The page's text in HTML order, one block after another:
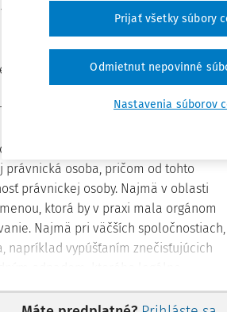
nakladania s
teda páchateľom môže byť
v okamihu spáchania skutku
okamihu rozpoznať následky svojho
júla 2016, kedy vstúpil do účinnosti
osôb a o zmene a doplnení
právnická osoba, pričom od tohto
právnickej osoby. Najmä v oblasti
ktorá by v praxi mala orgánom
Najmä pri väčších spoločnostiach,
napríklad vypúšťaním znečisťujúcich
pripísať protiprávne konanie
na Slovensku prípad, keď chemická
Nastavenia súborov
Odmietnut nepovinné
Prijať všetky súbory